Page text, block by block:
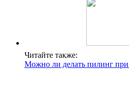
Читайте также:
Можно ли делать пилинг